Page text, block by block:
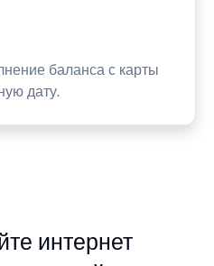
баланса с карты
дату.
интернет